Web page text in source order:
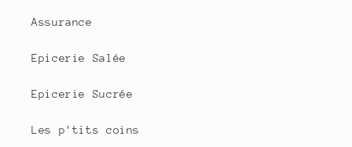
Assurance
Epicerie Salée
Epicerie Sucrée
Les p'tits coins